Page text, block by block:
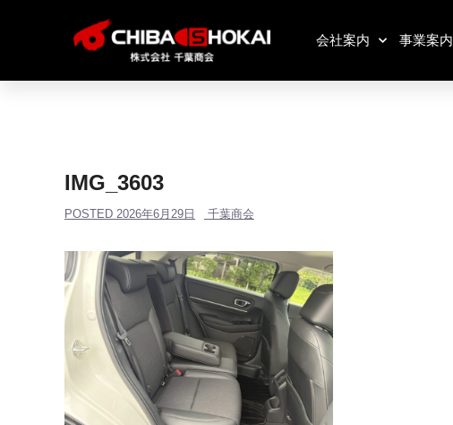
会社案内 事業案内
IMG_3603
POSTED 2026年6月29日 千葉商会